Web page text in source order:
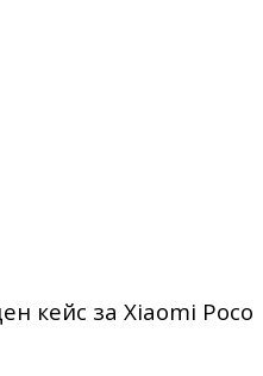
кейс за Xiaomi Poco